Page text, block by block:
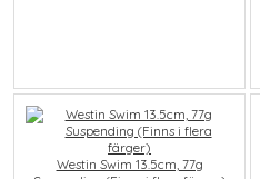
Westin Swim 13.5cm, 77g